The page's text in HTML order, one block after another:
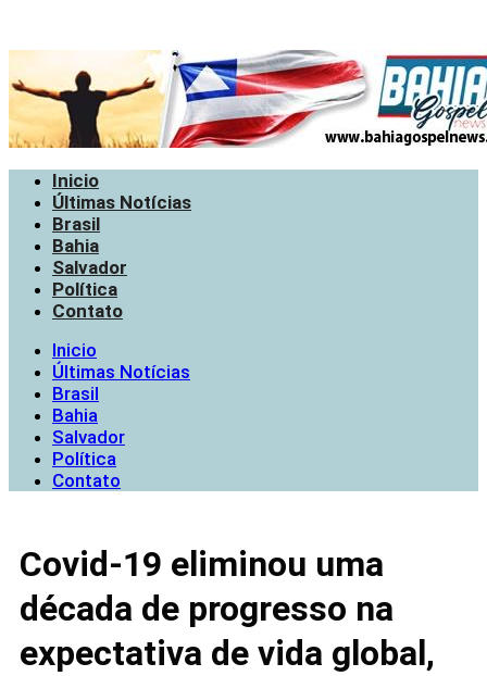
Inicio
Últimas Notícias
Brasil
Bahia
Salvador
Política
Contato
Inicio
Últimas Notícias
Brasil
Bahia
Salvador
Política
Contato
Covid-19 eliminou uma
década de progresso na
expectativa de vida global,